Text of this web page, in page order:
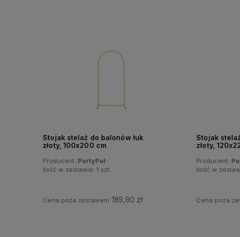
Stojak stelaż do balonów łuk
złoty, 100x200 cm
Producent: PartyPal
Ilość w zestawie:1 szt.
Cena poza zestawem 189,90 zł
Stojak
złoty,
Producent:
Ilość w
Cena poza